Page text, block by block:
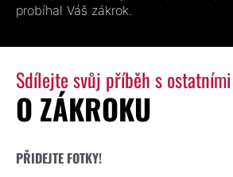
probíhal Váš zákrok.
Sdílejte svůj příběh s ostatními
O ZÁKROKU
PŘIDEJTE FOTKY!